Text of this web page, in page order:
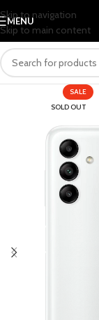
Skip to navigation
Skip to main content
MENU
SALE
SOLD OUT